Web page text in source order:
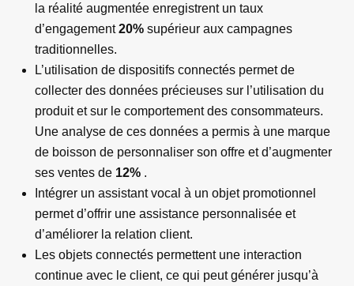
la réalité augmentée enregistrent un taux
d’engagement20% supérieur aux campagnes
traditionnelles.
L’utilisation de dispositifs connectés permet de
collecter des données précieuses sur l’utilisation du
produit et sur le comportement des consommateurs.
Une analyse de ces données a permis à une marque
de boisson de personnaliser son offre et d’augmenter
ses ventes de 12% .
Intégrer un assistant vocal à un objet promotionnel
permet d’offrir une assistance personnalisée et
d’améliorer la relation client.
Les objets connectés permettent une interaction
continue avec le client, ce qui peut générer jusqu’à